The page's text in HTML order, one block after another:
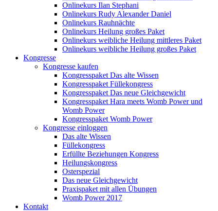
Onlinekurs Ilan Stephani
Onlinekurs Rudy Alexander Daniel
Onlinekurs Rauhnächte
Onlinekurs Heilung großes Paket
Onlinekurs weibliche Heilung mittleres Paket
Onlinekurs weibliche Heilung großes Paket
Kongresse
Kongresse kaufen
Kongresspaket Das alte Wissen
Kongresspaket Füllekongress
Kongresspaket Das neue Gleichgewicht
Kongresspaket Hara meets Womb Power und
Womb Power
Kongresspaket Womb Power
Kongresse einloggen
Das alte Wissen
Füllekongress
Erfüllte Beziehungen Kongress
Heilungskongress
Osterspezial
Das neue Gleichgewicht
Praxispaket mit allen Übungen
Womb Power 2017
Kontakt